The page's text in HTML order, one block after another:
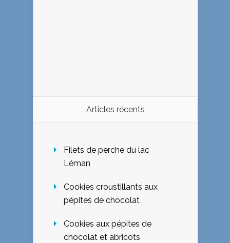
Articles récents
Filets de perche du lac
Léman
Cookies croustillants aux
pépites de chocolat
Cookies aux pépites de
chocolat et abricots